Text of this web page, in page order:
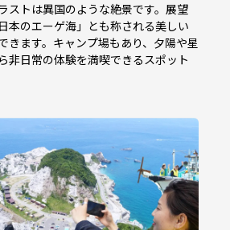
ストは異国のような絶景です。展望
本のエーゲ海」とも称される美しい
きます。キャンプ場もあり、夕陽や星
非日常の体験を満喫できるスポット